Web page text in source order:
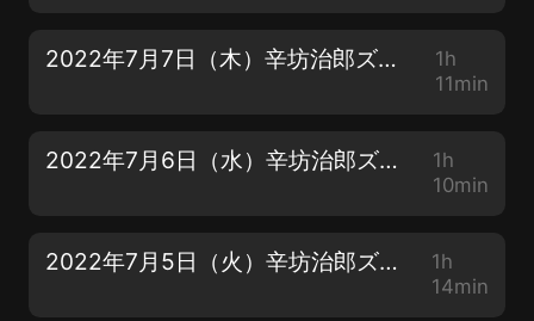
2022年7月7日（木）辛坊治郎ズームそこまで言うか！
1h
11min
2022年7月6日（水）辛坊治郎ズームそこまで言うか！
1h
10min
2022年7月5日（火）辛坊治郎ズームそこまで言うか！
1h
14min